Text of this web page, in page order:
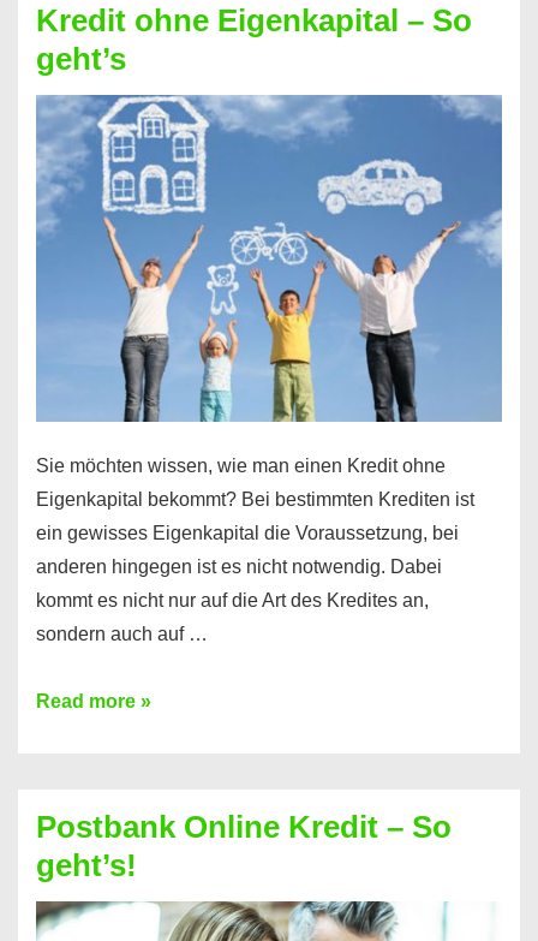
so
geht
´s
Kredit ohne Eigenkapital – So
geht’s
Sie möchten wissen, wie man einen Kredit ohne
Eigenkapital bekommt? Bei bestimmten Krediten ist
ein gewisses Eigenkapital die Voraussetzung, bei
anderen hingegen ist es nicht notwendig. Dabei
kommt es nicht nur auf die Art des Kredites an,
sondern auch auf …
Kredit
So
geht’s
Read more »
Postbank Online Kredit – So
geht’s!